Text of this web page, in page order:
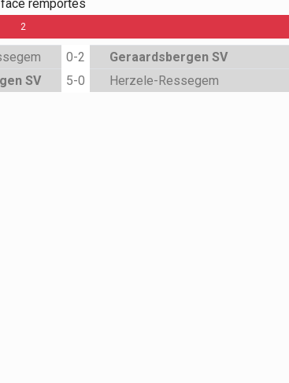
remportés
2
0-2 Geraardsbergen SV
SV 5-0 Herzele-Ressegem